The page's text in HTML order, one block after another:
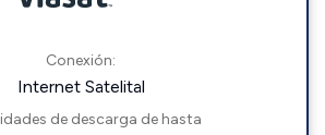
Conexión:
Internet Satelital
de descarga de hasta